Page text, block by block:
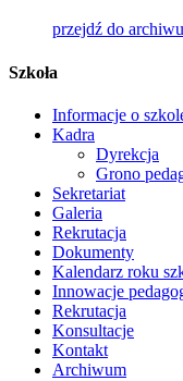
przejdź do
Szkoła
Informacje o
Kadra
Dyrekcja
Grono
Sekretariat
Galeria
Rekrutacja
Dokumenty
Kalendarz roku
Innowacje
Rekrutacja
Konsultacje
Kontakt
Archiwum